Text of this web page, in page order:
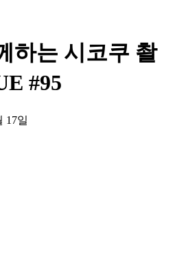
하는 시코쿠 촬
#95
17일